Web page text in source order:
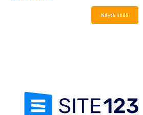
Näytä lisää